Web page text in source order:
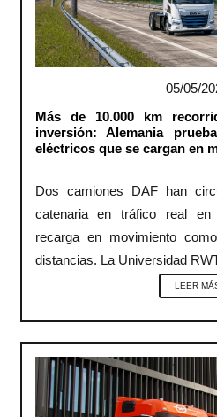
05/05/
Más de 10.000 km
inversión: Alemania
eléctricos que se cargan en
Dos camiones DAF han
catenaria en tráfico real en
recarga en movimiento
distancias. La Universidad
LEER